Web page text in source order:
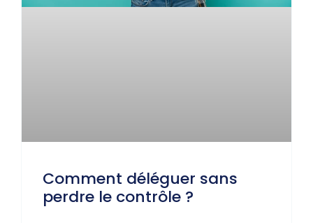
Comment déléguer sans
perdre le contrôle ?